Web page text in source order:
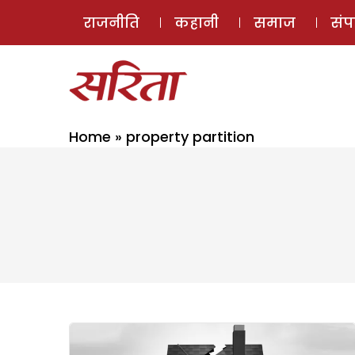
राजनीति कहानी समाज
Home » property partition